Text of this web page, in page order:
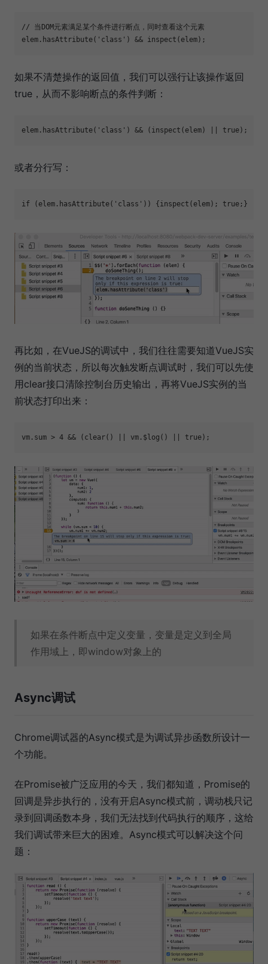
// 当DOM元素满足某个条件进行断点，同时查看这个元素
如果不清楚操作的返回值，我们可以强行让该操作返回
true，从而不影响断点的条件判断：
或者分行写：
再比如，在VueJS的调试中，我们往往需要知道VueJS实
例的当前状态，所以每次触发断点调试时，我们可以先使
用clear接口清除控制台历史输出，再将VueJS实例的当
前状态打印出来：
如果在条件断点中定义变量，变量是定义到全局
作用域上，即window对象上的
Async调试
Chrome调试器的Async模式是为调试异步函数所设计一
个功能。
在Promise被广泛应用的今天，我们都知道，Promise的
回调是异步执行的，没有开启Async模式前，调动栈只记
录到回调函数本身，我们无法找到代码执行的顺序，这给
我们调试带来巨大的困难。Async模式可以解决这个问
题：